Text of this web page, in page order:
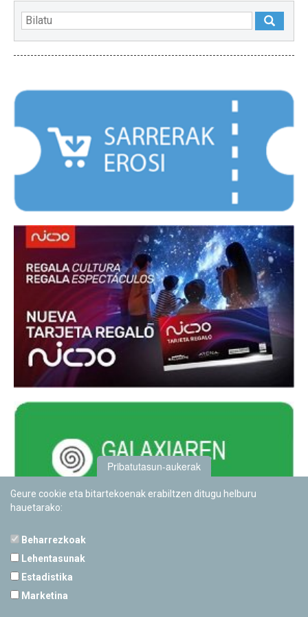
Pribatutasun-aukerak
Geure cookie eta bitartekoenak erabiltzen ditugu helburu
hauetarako:
Beharrezkoak
Lehentasunak
Estadistika
Marketina